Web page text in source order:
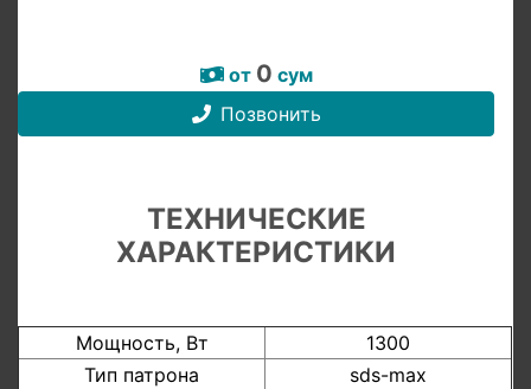
от 0 сум
Позвонить
ТЕХНИЧЕСКИЕ
ХАРАКТЕРИСТИКИ
Мощность, Вт
1300
Тип патрона
sds-max